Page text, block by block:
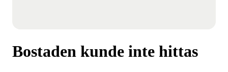
Bostaden kunde inte hittas